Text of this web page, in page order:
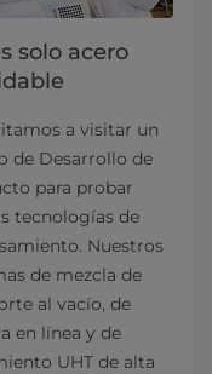
solo acero
a visitar un
de Desarrollo de
para probar
tecnologías de
Nuestros
de mezcla de
al vacío, de
en línea y de
UHT de alta